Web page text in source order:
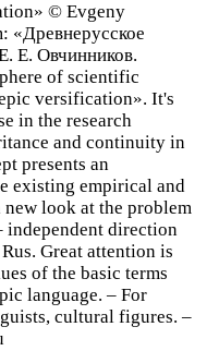
© Evgeny
Е. Овчинников.
of scientific
versification». It's
in the research
and continuity in
presents an
existing empirical and
look at the problem
independent direction
Great attention is
of the basic terms
language. – For
cultural figures. –